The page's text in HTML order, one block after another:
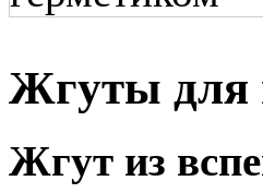
Жгуты для
Жгут из